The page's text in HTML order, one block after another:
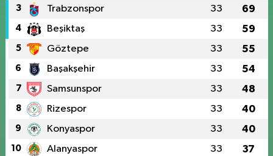
3 Trabzonspor 33 69
4 Beşiktaş 33 59
5 Göztepe 33 55
6 Başakşehir 33 54
7 Samsunspor 33 48
8 Rizespor 33 40
9 Konyaspor 33 40
10 Alanyaspor 33 37